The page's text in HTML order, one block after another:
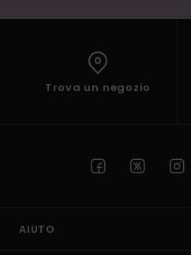
Trova un negozio
AIUTO